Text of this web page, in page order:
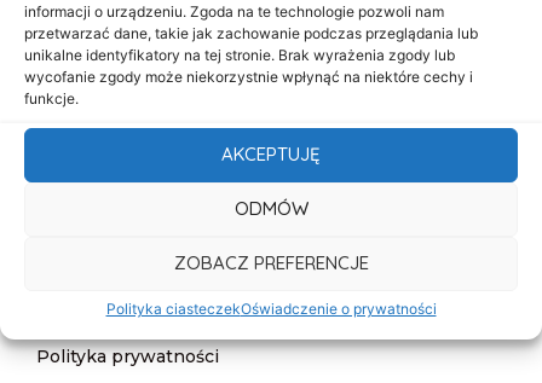
informacji o urządzeniu. Zgoda na te technologie pozwoli nam
przetwarzać dane, takie jak zachowanie podczas przeglądania lub
unikalne identyfikatory na tej stronie. Brak wyrażenia zgody lub
wycofanie zgody może niekorzystnie wpłynąć na niektóre cechy i
funkcje.
AKCEPTUJĘ
ODMÓW
ZOBACZ PREFERENCJE
Polityka ciasteczekOświadczenie o prywatności
O nas
Oferta
Cennik
Kontakt
Deklaracja dostępności
Klauzula informacyjna
Polityka prywatności